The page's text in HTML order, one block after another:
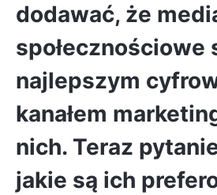
dodawać, że
społecznościowe
najlepszym
kanałem
nich. Teraz
jakie są ich